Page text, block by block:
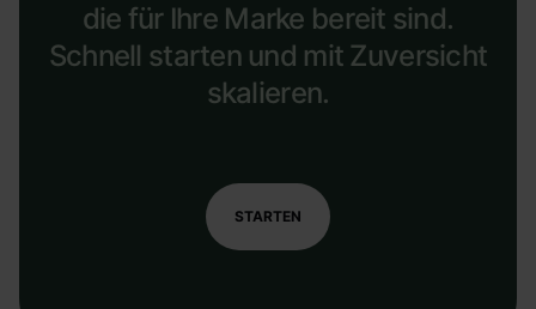
die für Ihre Marke bereit sind.
Schnell starten und mit Zuversicht
skalieren.
STARTEN